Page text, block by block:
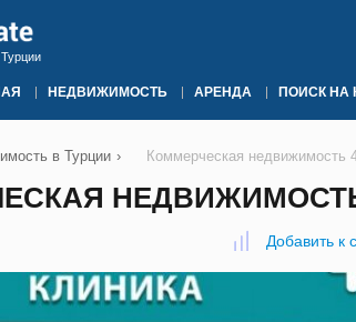
НЕДВИЖИМОСТЬ АРЕНДА ПОИСК НА
в Турции › Коммерческая
Добавить к